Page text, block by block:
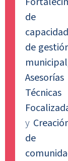
de
de
municipal
Asesorías
Técnicas
y
de